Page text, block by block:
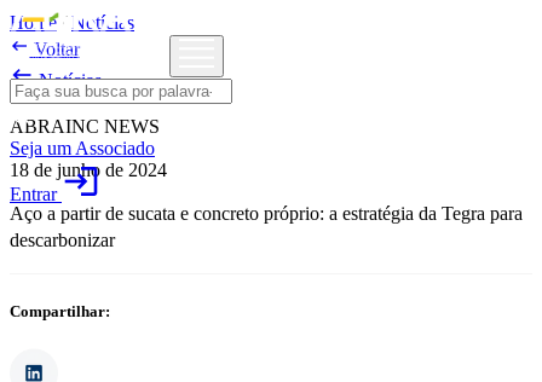
Seja um Associado
Entrarlogin
Home/Notícias
 Voltar
Notícias
ABRAINC NEWS
18 de junho de 2024
Aço a partir de sucata e concreto próprio: a estratégia da Tegra para
descarbonizar
Compartilhar: